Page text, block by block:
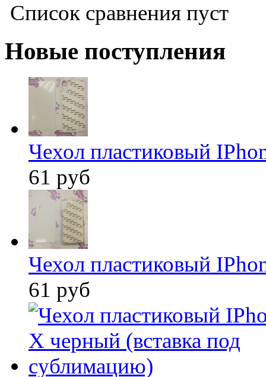
Список сравнения пуст
Новые поступления
Чехол пластиковый
61 руб
Чехол пластиковый
61 руб